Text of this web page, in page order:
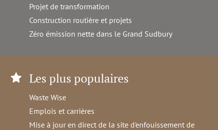
Projet de transformation
Construction routière et projets
Zéro émission nette dans le Grand Sudbury
Les plus populaires
Waste Wise
Emplois et carrières
Mise à jour en direct de la site d'enfouissement de